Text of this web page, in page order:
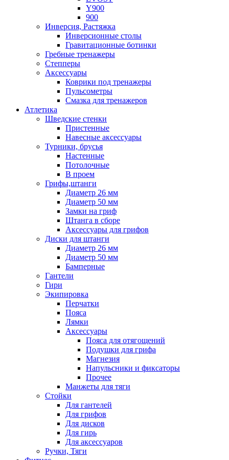
Y900
900
Инверсия, Растяжка
Инверсионные столы
Гравитационные ботинки
Гребные тренажеры
Степперы
Аксессуары
Коврики под тренажеры
Пульсометры
Смазка для тренажеров
Атлетика
Шведские стенки
Пристенные
Навесные аксессуары
Турники, брусья
Настенные
Потолочные
В проем
Грифы,штанги
Диаметр 26 мм
Диаметр 50 мм
Замки на гриф
Штанга в сборе
Аксессуары для грифов
Диски для штанги
Диаметр 26 мм
Диаметр 50 мм
Бамперные
Гантели
Гири
Экипировка
Перчатки
Пояса
Лямки
Аксессуары
Пояса для отягощений
Подушки для грифа
Магнезия
Напульсники и фиксаторы
Прочее
Манжеты для тяги
Стойки
Для гантелей
Для грифов
Для дисков
Для гирь
Для аксессуаров
Ручки, Тяги